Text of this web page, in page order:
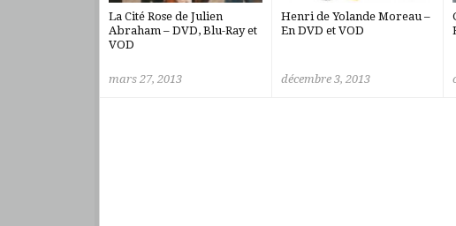
La Cité Rose de Julien
Abraham – DVD, Blu-Ray et
VOD
mars 27, 2013
Henri de Yolande Moreau –
En DVD et VOD
décembre 3, 2013